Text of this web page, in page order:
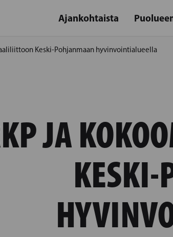
Ajankohtaista
Keski-Pohjanmaan hyvinvointialueella
JA
KESKI-